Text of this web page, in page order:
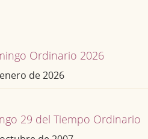
Ordinario 2026
de 2026
29 del Tiempo Ordinario